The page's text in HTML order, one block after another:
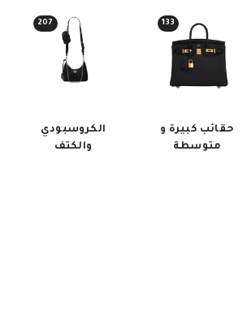
133
حقائب كبيرة و
متوسطة
207
الكروسبودي
والكتف